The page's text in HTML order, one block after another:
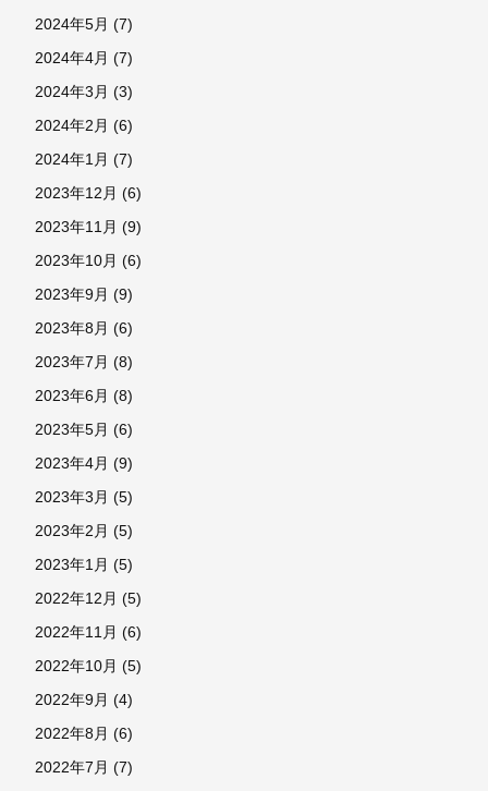
2024年5月 (7)
2024年4月 (7)
2024年3月 (3)
2024年2月 (6)
2024年1月 (7)
2023年12月 (6)
2023年11月 (9)
2023年10月 (6)
2023年9月 (9)
2023年8月 (6)
2023年7月 (8)
2023年6月 (8)
2023年5月 (6)
2023年4月 (9)
2023年3月 (5)
2023年2月 (5)
2023年1月 (5)
2022年12月 (5)
2022年11月 (6)
2022年10月 (5)
2022年9月 (4)
2022年8月 (6)
2022年7月 (7)